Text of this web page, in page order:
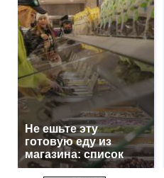
Не ешьте эту
готовую еду из
магазина: список